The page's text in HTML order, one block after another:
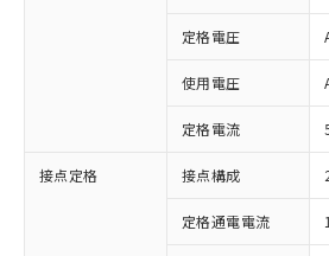
定格電圧
使用電圧
定格電流
接点定格 接点構成
定格通電電流
ご利用条件
※1 対応状況
対応済み：EU RoHS指令
非含有に対応した製品が提
す。
対応予定：EU RoHS指令（
有に対応した製品に切り替え